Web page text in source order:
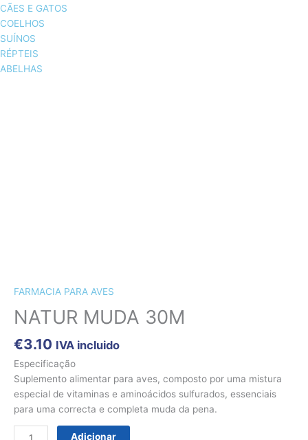
CÃES E GATOS
COELHOS
SUÍNOS
RÉPTEIS
ABELHAS
FARMACIA PARA AVES
NATUR MUDA 30M
€3.10 IVA incluido
Especificação
Suplemento alimentar para aves, composto por uma mistura
especial de vitaminas e aminoácidos sulfurados, essenciais
para uma correcta e completa muda da pena.
NATUR
30M
Adicionar